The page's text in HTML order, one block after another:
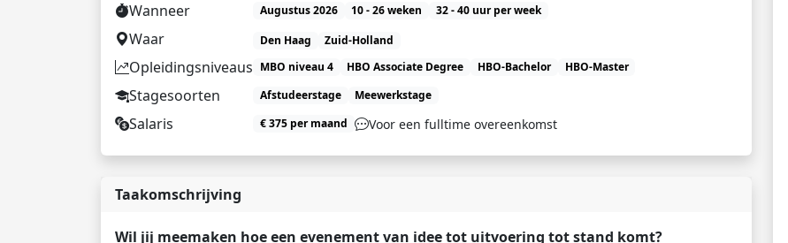
Wanneer Augustus 2026 10 - 26 weken 32 - 40 uur per week
Waar Den Haag Zuid-Holland
Opleidingsniveaus MBO niveau 4 HBO Associate Degree HBO-Bachelor HBO-Master
Stagesoorten Afstudeerstage Meewerkstage
Salaris € 375 per maand Voor een fulltime overeenkomst
Taakomschrijving
Wil jij meemaken hoe een evenement van idee tot uitvoering tot stand komt?